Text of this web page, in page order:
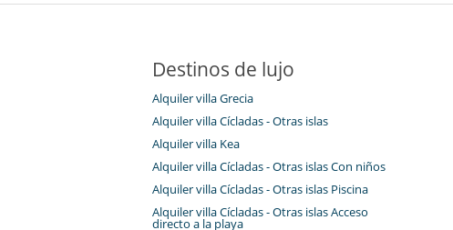
Destinos de lujo
Alquiler villa Grecia
Alquiler villa Cícladas - Otras islas
Alquiler villa Kea
Alquiler villa Cícladas - Otras islas Con niños
Alquiler villa Cícladas - Otras islas Piscina
Alquiler villa Cícladas - Otras islas Acceso
directo a la playa